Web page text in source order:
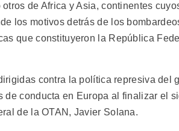
de Africa y Asia, continentes
los motivos detrás de los
que constituyeron la República
contra la política represiva del
de conducta en Europa al finalizar el
de la OTAN, Javier Solana.